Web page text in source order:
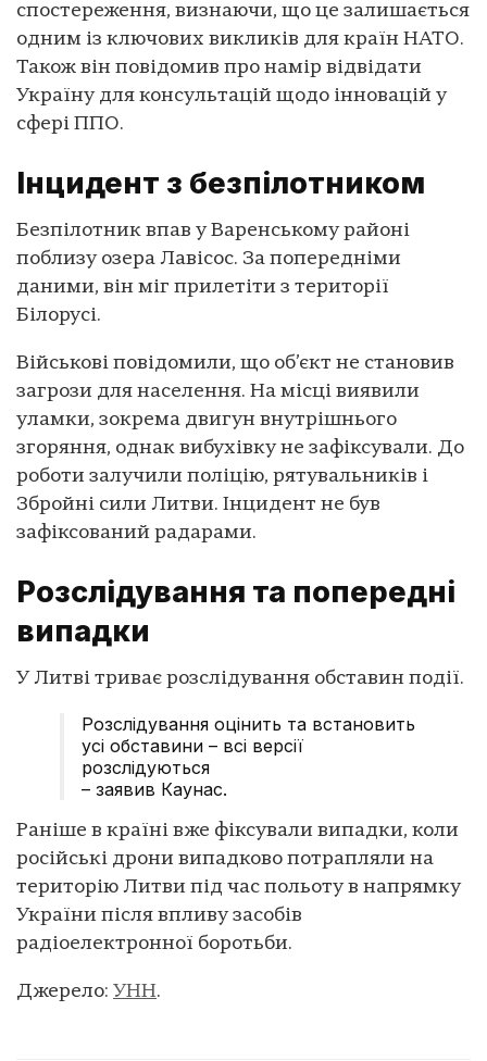
спостереження, визнаючи, що це залишається
одним із ключових викликів для країн НАТО.
Також він повідомив про намір відвідати
Україну для консультацій щодо інновацій у
сфері ППО.
Інцидент з безпілотником
Безпілотник впав у Варенському районі
поблизу озера Лавісос. За попередніми
даними, він міг прилетіти з території
Білорусі.
Військові повідомили, що об’єкт не становив
загрози для населення. На місці виявили
уламки, зокрема двигун внутрішнього
згоряння, однак вибухівку не зафіксували. До
роботи залучили поліцію, рятувальників і
Збройні сили Литви. Інцидент не був
зафіксований радарами.
Розслідування та попередні
випадки
У Литві триває розслідування обставин події.
Розслідування оцінить та встановить
усі обставини – всі версії
розслідуються
– заявив Каунас.
Раніше в країні вже фіксували випадки, коли
російські дрони випадково потрапляли на
територію Литви під час польоту в напрямку
України після впливу засобів
радіоелектронної боротьби.
Джерело: УНН.